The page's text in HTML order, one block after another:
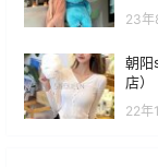
23年
朝阳
店）
22年